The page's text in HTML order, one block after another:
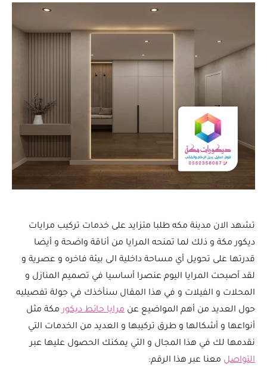
تشهد الان مدينة مكه طلبا متزايد على خدمات تركيب مرايات
ديكور مكة و ذلك لما تمنحه المرايا من أناقة واضحة و أيضا
قدرتها على تحويل أي مساحة داخلية الى بيئة فاخره و عصرية و
لقد أصبحت المرايا اليوم عنصرا أساسيا في تصميم المنازل و
المحلات و الفيلات و في هذا المقال سنأخذك في جولة تفصيليه
حول العديد من أهم المواضيع عن مرايا حائط ديكور مكة مثل
أنواعها و أشكالها و طرق تركيبها و العديد من الخدمات التي
نقدمها لك في هذا المجال و التي يمكنك الحصول عليها عبر
التواصل معنا عبر هذا الرقم: